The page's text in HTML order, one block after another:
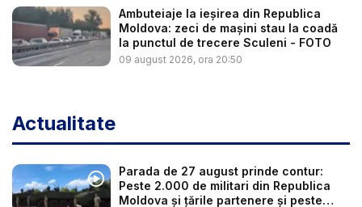
Ambuteiaje la ieșirea din Republica
Moldova: zeci de mașini stau la coadă
la punctul de trecere Sculeni - FOTO
09 august 2026, ora 20:50
Actualitate
Parada de 27 august prinde contur:
Peste 2.000 de militari din Republica
Moldova și țările partenere și peste